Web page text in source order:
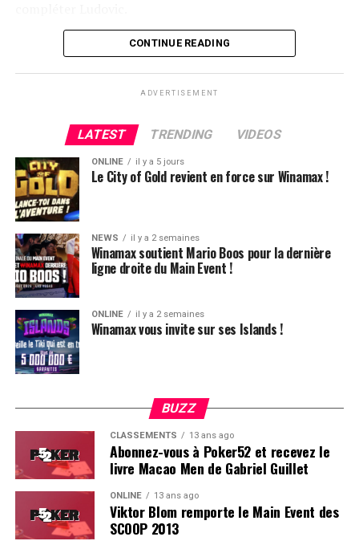
Flop QJ4. All-in de Ludovic et insta call de Logghe, avec
peine une BB, qu’il perdra le coup suivant contre le
même adversaire.
Ludovic Soleau sort donc à la troisième place, pour un
joli gain de 15720€ !
Place au heads-up final.
CONTINUE READING
ADVERTISEMENT
LATEST TRENDING VIDEOS
ONLINE il y a 5 jours
Le City of Gold revient en force sur Winamax !
NEWS il y a 2 semaines
Winamax soutient Mario Boos pour la dernière
ligne droite du Main Event !
ONLINE il y a 2 semaines
Winamax vous invite sur ses Islands !
BUZZ
CLASSEMENTS 13 ans ago
Abonnez-vous à Poker52 et recevez le
livre Macao Men de Gabriel Guillet
ONLINE 13 ans ago
Viktor Blom remporte le Main Event des
SCOOP 2013